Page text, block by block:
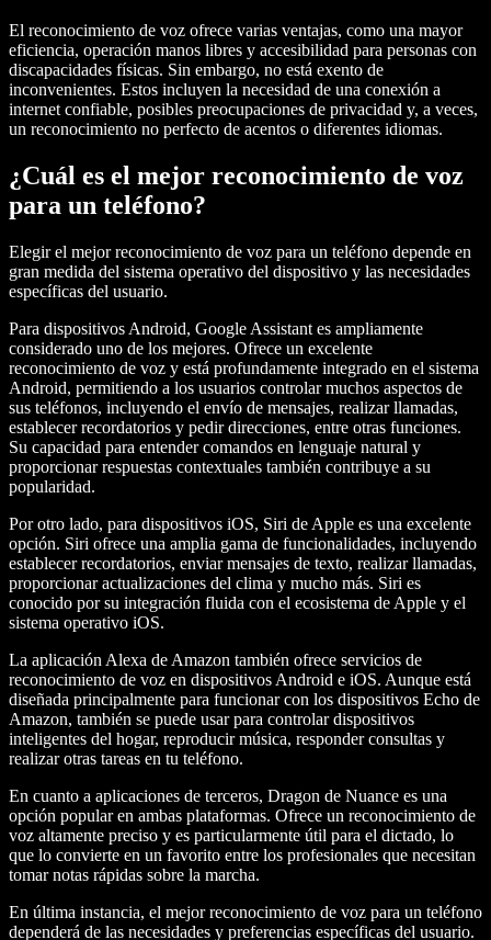
El reconocimiento de voz ofrece varias ventajas, como una mayor
eficiencia, operación manos libres y accesibilidad para personas con
discapacidades físicas. Sin embargo, no está exento de
inconvenientes. Estos incluyen la necesidad de una conexión a
internet confiable, posibles preocupaciones de privacidad y, a veces,
un reconocimiento no perfecto de acentos o diferentes idiomas.
¿Cuál es el mejor reconocimiento de voz
para un teléfono?
Elegir el mejor reconocimiento de voz para un teléfono depende en
gran medida del sistema operativo del dispositivo y las necesidades
específicas del usuario.
Para dispositivos Android, Google Assistant es ampliamente
considerado uno de los mejores. Ofrece un excelente
reconocimiento de voz y está profundamente integrado en el sistema
Android, permitiendo a los usuarios controlar muchos aspectos de
sus teléfonos, incluyendo el envío de mensajes, realizar llamadas,
establecer recordatorios y pedir direcciones, entre otras funciones.
Su capacidad para entender comandos en lenguaje natural y
proporcionar respuestas contextuales también contribuye a su
popularidad.
Por otro lado, para dispositivos iOS, Siri de Apple es una excelente
opción. Siri ofrece una amplia gama de funcionalidades, incluyendo
establecer recordatorios, enviar mensajes de texto, realizar llamadas,
proporcionar actualizaciones del clima y mucho más. Siri es
conocido por su integración fluida con el ecosistema de Apple y el
sistema operativo iOS.
La aplicación Alexa de Amazon también ofrece servicios de
reconocimiento de voz en dispositivos Android e iOS. Aunque está
diseñada principalmente para funcionar con los dispositivos Echo de
Amazon, también se puede usar para controlar dispositivos
inteligentes del hogar, reproducir música, responder consultas y
realizar otras tareas en tu teléfono.
En cuanto a aplicaciones de terceros, Dragon de Nuance es una
opción popular en ambas plataformas. Ofrece un reconocimiento de
voz altamente preciso y es particularmente útil para el dictado, lo
que lo convierte en un favorito entre los profesionales que necesitan
tomar notas rápidas sobre la marcha.
En última instancia, el mejor reconocimiento de voz para un teléfono
dependerá de las necesidades y preferencias específicas del usuario.